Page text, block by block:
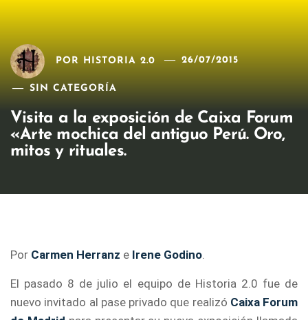
POR HISTORIA 2.0 26/07/2015
SIN CATEGORÍA
Visita a la exposición de Caixa Forum
«Arte mochica del antiguo Perú. Oro,
mitos y rituales.
Por Carmen Herranz e Irene Godino
El pasado 8 de julio el equipo de Historia 2.0 fue de
nuevo invitado al pase privado que realizó Caixa Forum